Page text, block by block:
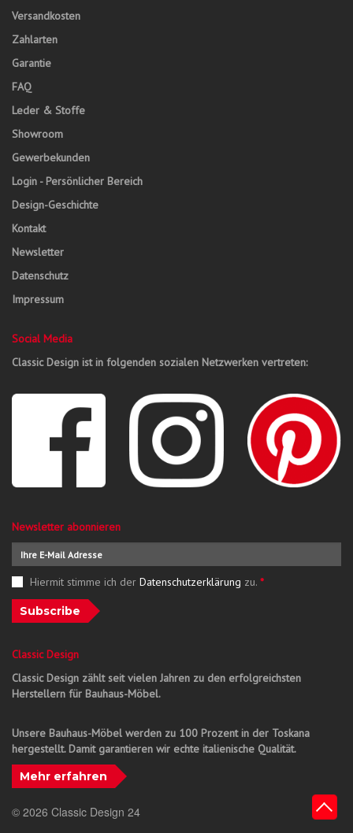
Versandkosten
Zahlarten
Garantie
FAQ
Leder & Stoffe
Showroom
Gewerbekunden
Login - Persönlicher Bereich
Design-Geschichte
Kontakt
Newsletter
Datenschutz
Impressum
Social Media
Classic Design ist in folgenden sozialen Netzwerken vertreten:
Newsletter abonnieren
Hiermit stimme ich der Datenschutzerklärung zu. *
Subscribe
Classic Design
Classic Design zählt seit vielen Jahren zu den erfolgreichsten
Herstellern für Bauhaus-Möbel.
Unsere Bauhaus-Möbel werden zu 100 Prozent in der Toskana
hergestellt. Damit garantieren wir echte italienische Qualität.
Mehr erfahren
© 2026 Classic Design 24